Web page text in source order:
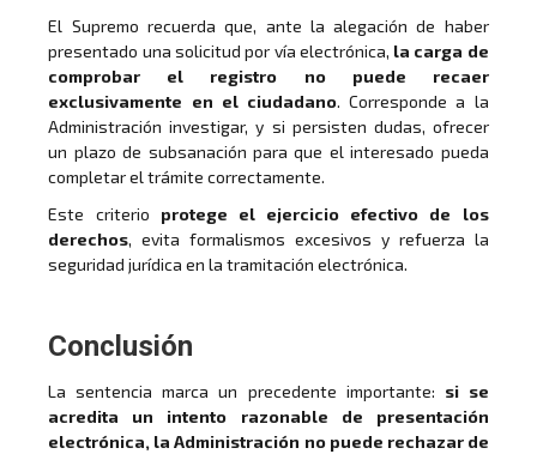
El Supremo recuerda que, ante la alegación de haber
presentado una solicitud por vía electrónica, la carga de
comprobar el registro no puede recaer
exclusivamente en el ciudadano. Corresponde a la
Administración investigar, y si persisten dudas, ofrecer
un plazo de subsanación para que el interesado pueda
completar el trámite correctamente.
Este criterio protege el ejercicio efectivo de los
derechos, evita formalismos excesivos y refuerza la
seguridad jurídica en la tramitación electrónica.
Conclusión
La sentencia marca un precedente importante: si se
acredita un intento razonable de presentación
electrónica, la Administración no puede rechazar de